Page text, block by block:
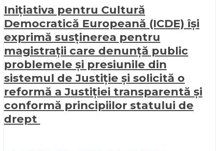
Inițiativa pentru Cultură
Democratică Europeană (ICDE) își
exprimă susținerea pentru
magistrații care denunță public
problemele și presiunile din
sistemul de Justiție și solicită o
reformă a Justiției transparentă și
conformă principiilor statului de
drept